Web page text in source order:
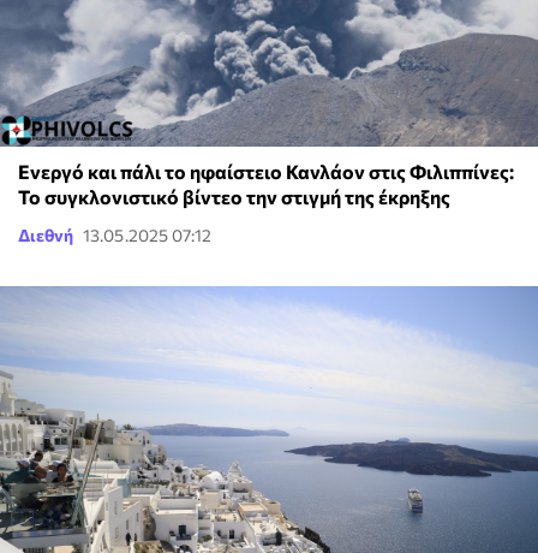
Ενεργό και πάλι το ηφαίστειο Κανλάον στις Φιλιππίνες:
Το συγκλονιστικό βίντεο την στιγμή της έκρηξης
Διεθνή 13.05.2025 07:12